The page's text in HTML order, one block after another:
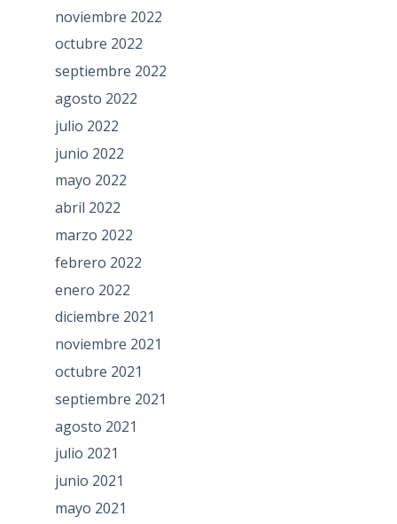
noviembre 2022
octubre 2022
septiembre 2022
agosto 2022
julio 2022
junio 2022
mayo 2022
abril 2022
marzo 2022
febrero 2022
enero 2022
diciembre 2021
noviembre 2021
octubre 2021
septiembre 2021
agosto 2021
julio 2021
junio 2021
mayo 2021